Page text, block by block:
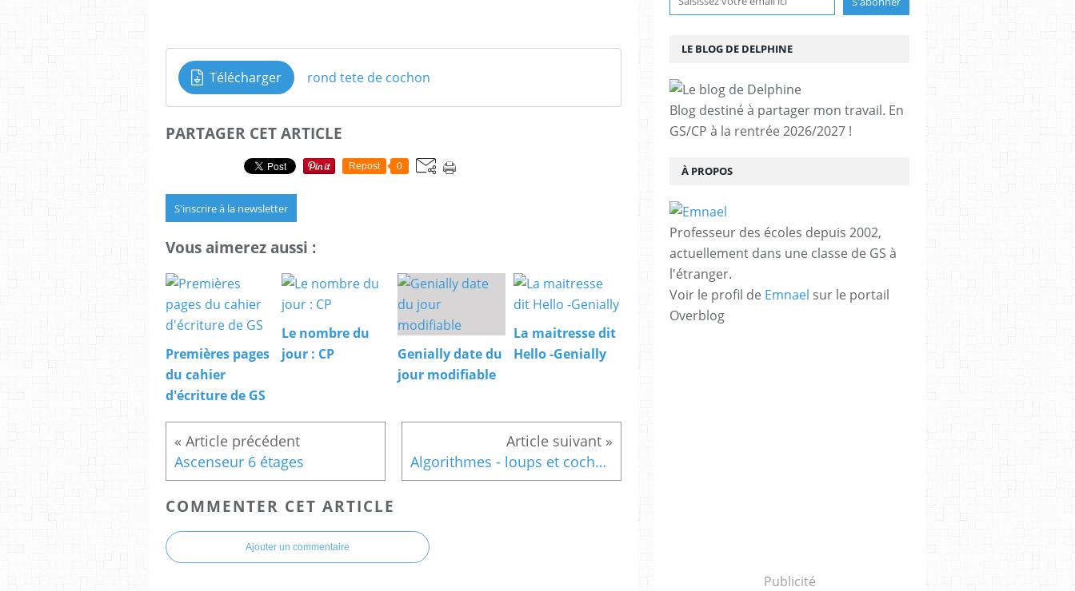
Télécharger rond tete de cochon
PARTAGER CET ARTICLE
Repost 0
S'inscrire à la newsletter
Vous aimerez aussi :
Premières pages
du cahier
d'écriture de GS
Le nombre du
jour : CP
Genially date du
jour modifiable
La maitresse dit
Hello -Genially
Ascenseur 6 étages Algorithmes - loups et cochons
COMMENTER CET ARTICLE
Ajouter un commentaire
LE BLOG DE DELPHINE
Blog destiné à partager mon travail. En
GS/CP à la rentrée 2026/2027 !
À PROPOS
Professeur des écoles depuis 2002,
actuellement dans une classe de GS à
l'étranger.
Voir le profil de Emnael sur le portail
Overblog
Publicité